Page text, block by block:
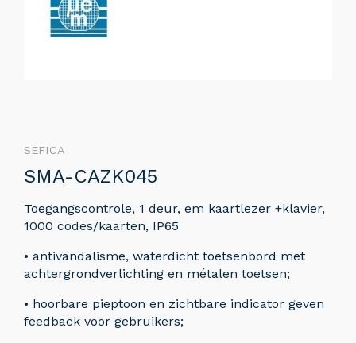
SEFICA
SMA-CAZK045
Toegangscontrole, 1 deur, em kaartlezer +klavier,
1000 codes/kaarten, IP65
• antivandalisme, waterdicht toetsenbord met
achtergrondverlichting en métalen toetsen;
• hoorbare pieptoon en zichtbare indicator geven
feedback voor gebruikers;